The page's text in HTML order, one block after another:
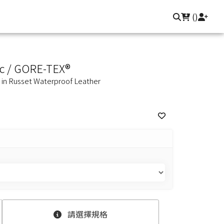
()
/ GORE-TEX®
Russet Waterproof Leather
請選擇規格